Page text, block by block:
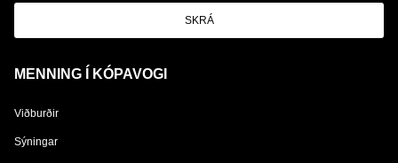
SKRÁ
MENNING Í KÓPAVOGI
Viðburðir
Sýningar